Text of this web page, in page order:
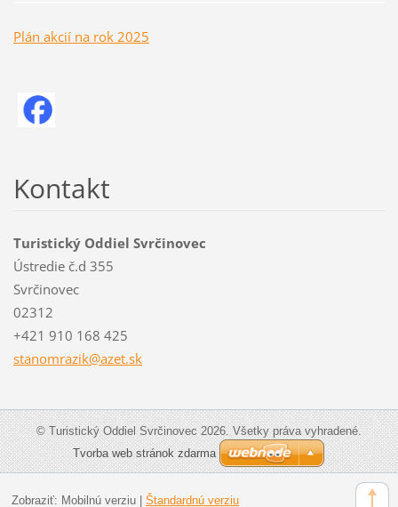
Plán akcií na rok 2025
Kontakt
Turistický Oddiel Svrčinovec
Ústredie č.d 355
Svrčinovec
02312
+421 910 168 425
stanomrazik@azet.sk
© Turistický Oddiel Svrčinovec 2026. Všetky práva vyhradené.
Tvorba web stránok zdarma
Zobraziť: Mobilnú verziu| Štandardnú verziu